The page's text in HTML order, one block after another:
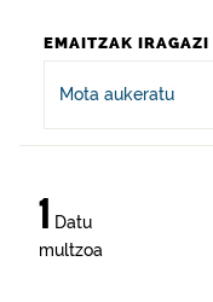
EMAITZAK IRAGAZI
Mota aukeratu
1 Datu
multzoa